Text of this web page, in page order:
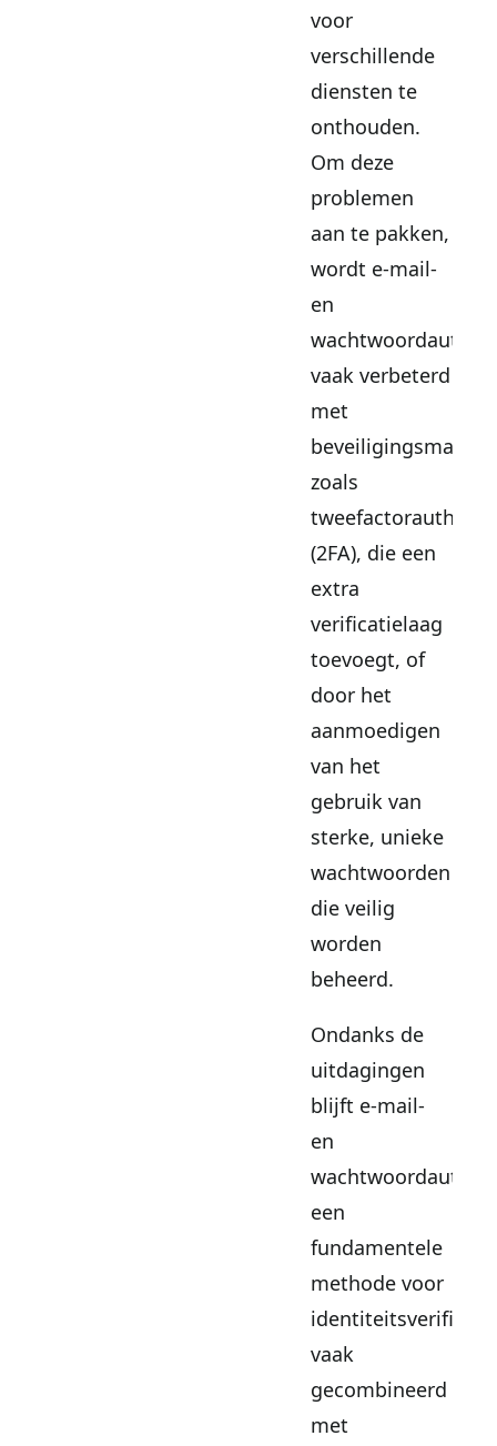
voor
verschillende
diensten te
onthouden.
Om deze
problemen
aan te pakken,
wordt e-mail-
en
vaak verbeterd
met
zoals
(2FA), die een
extra
verificatielaag
toevoegt, of
door het
aanmoedigen
van het
gebruik van
sterke, unieke
wachtwoorden
die veilig
worden
beheerd.
Ondanks de
uitdagingen
blijft e-mail-
en
een
fundamentele
methode voor
vaak
gecombineerd
met